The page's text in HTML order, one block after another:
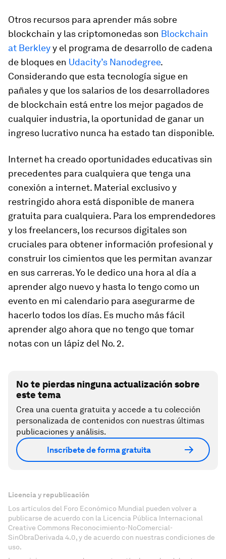
Otros recursos para aprender más sobre
blockchain y las criptomonedas son Blockchain
at Berkleyy el programa de desarrollo de cadena
de bloques en Udacity’s Nanodegree.
Considerando que esta tecnología sigue en
pañales y que los salarios de los desarrolladores
de blockchain está entre los mejor pagados de
cualquier industria, la oportunidad de ganar un
ingreso lucrativo nunca ha estado tan disponible.
Internet ha creado oportunidades educativas sin
precedentes para cualquiera que tenga una
conexión a internet. Material exclusivo y
restringido ahora está disponible de manera
gratuita para cualquiera. Para los emprendedores
y los freelancers, los recursos digitales son
cruciales para obtener información profesional y
construir los cimientos que les permitan avanzar
en sus carreras. Yo le dedico una hora al día a
aprender algo nuevo y hasta lo tengo como un
evento en mi calendario para asegurarme de
hacerlo todos los días. Es mucho más fácil
aprender algo ahora que no tengo que tomar
notas con un lápiz del No. 2.
No te pierdas ninguna actualización sobre
este tema
Crea una cuenta gratuita y accede a tu colección
personalizada de contenidos con nuestras últimas
publicaciones y análisis.
Inscríbete de forma gratuita
Licencia y republicación
Los artículos del Foro Económico Mundial pueden volver a
publicarse de acuerdo con la Licencia Pública Internacional
Creative Commons Reconocimiento-NoComercial-
SinObraDerivada 4.0, y de acuerdo con nuestras condiciones de
uso.